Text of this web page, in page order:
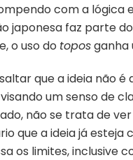
com a
japonesa faz parte
o uso do toposganha
que a ideia não
um senso de
não se trata de
que a ideia já
os limites, inclusive